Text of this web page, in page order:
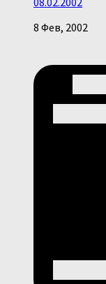
8 Фев, 2002